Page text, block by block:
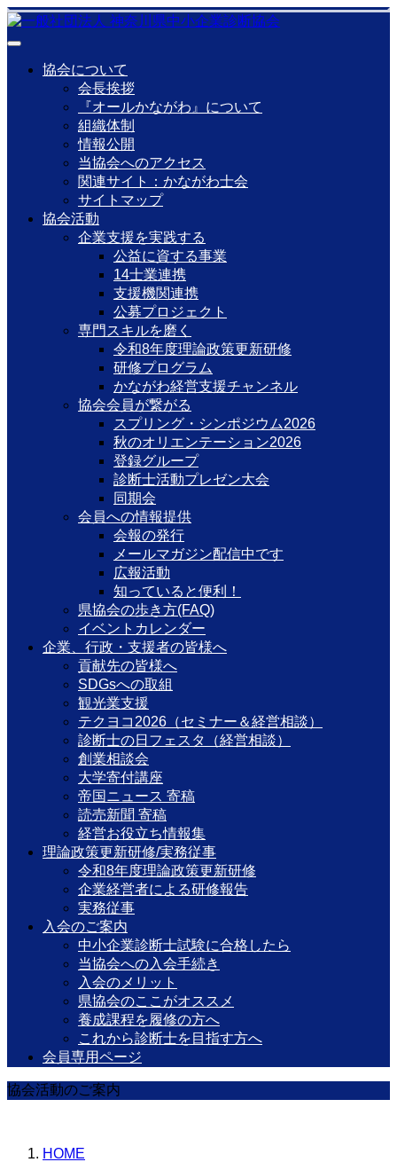
協会について
会長挨拶
『オールかながわ』について
組織体制
情報公開
当協会へのアクセス
関連サイト：かながわ士会
サイトマップ
協会活動
企業支援を実践する
公益に資する事業
14士業連携
支援機関連携
公募プロジェクト
専門スキルを磨く
令和8年度理論政策更新研修
研修プログラム
かながわ経営支援チャンネル
協会会員が繋がる
スプリング・シンポジウム2026
秋のオリエンテーション2026
登録グループ
診断士活動プレゼン大会
同期会
会員への情報提供
会報の発行
メールマガジン配信中です
広報活動
知っていると便利！
県協会の歩き方(FAQ)
イベントカレンダー
企業、行政・支援者の皆様へ
貢献先の皆様へ
SDGsへの取組
観光業支援
テクヨコ2026（セミナー＆経営相談）
診断士の日フェスタ（経営相談）
創業相談会
大学寄付講座
帝国ニュース 寄稿
読売新聞 寄稿
経営お役立ち情報集
理論政策更新研修/実務従事
令和8年度理論政策更新研修
企業経営者による研修報告
実務従事
入会のご案内
中小企業診断士試験に合格したら
当協会への入会手続き
入会のメリット
県協会のここがオススメ
養成課程を履修の方へ
これから診断士を目指す方へ
会員専用ページ
協会活動のご案内
HOME